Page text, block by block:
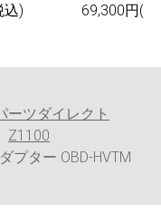
込) 69,300円(
ーツダイレクト
Z1100
プター OBD-HVTM